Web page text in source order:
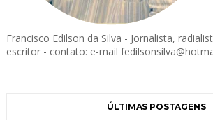
Francisco Edilson da Silva - Jornalista,
escritor - contato: e-mail
ÚLTIMAS POSTAGENS